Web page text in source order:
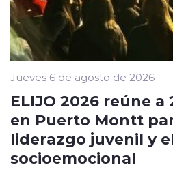
Jueves 6 de agosto de 2026
ELIJO 2026 reúne
en Puerto Montt
liderazgo juvenil y
socioemocional